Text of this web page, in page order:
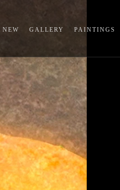
NEW GALLERY PAINTINGS